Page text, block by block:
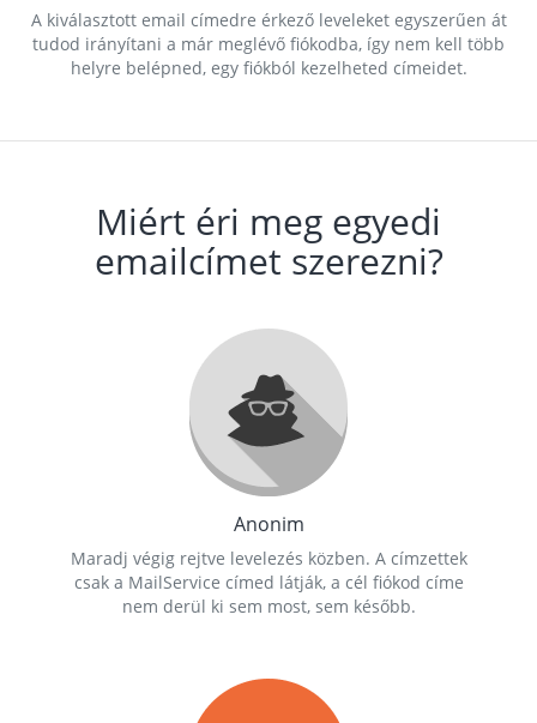
A kiválasztott email címedre érkező leveleket egyszerűen át
tudod irányítani a már meglévő fiókodba, így nem kell több
helyre belépned, egy fiókból kezelheted címeidet.
Miért éri meg egyedi
emailcímet szerezni?
Anonim
Maradj végig rejtve levelezés közben. A címzettek
csak a MailService címed látják, a cél fiókod címe
nem derül ki sem most, sem később.